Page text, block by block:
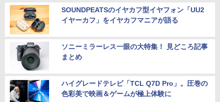
SOUNDPEATSのイヤカフ型イヤフォン「UU2
イヤーカフ」をイヤカフマニアが語る
ソニーミラーレス一眼の大特集！ 見どころ記事
まとめ
ハイグレードテレビ「TCL Q7D Pro」。圧巻の
色彩美で映画＆ゲームが極上体験に